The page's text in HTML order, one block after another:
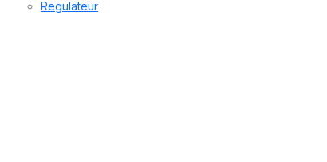
Regulateur